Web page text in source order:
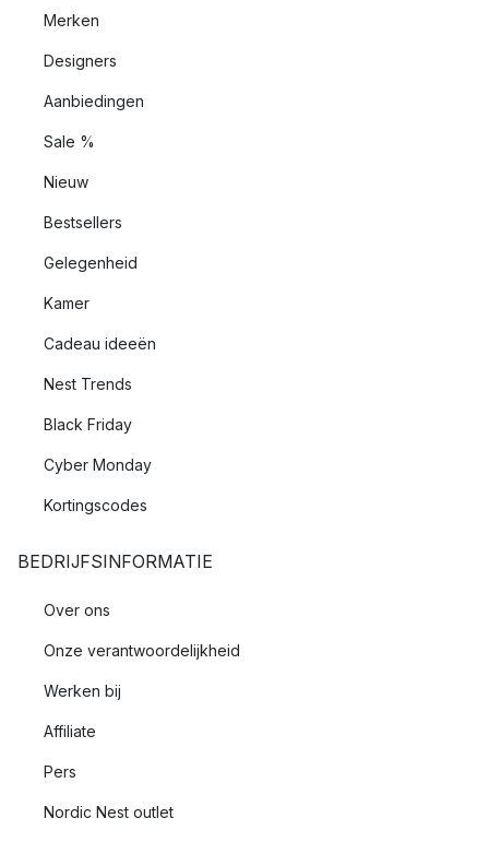
Merken
Designers
Aanbiedingen
Sale %
Nieuw
Bestsellers
Gelegenheid
Kamer
Cadeau ideeën
Nest Trends
Black Friday
Cyber Monday
Kortingscodes
BEDRIJFSINFORMATIE
Over ons
Onze verantwoordelijkheid
Werken bij
Affiliate
Pers
Nordic Nest outlet